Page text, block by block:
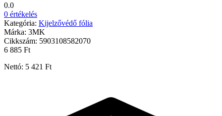
0.0
0 értékelés
Kategória: Kijelzővédő fólia
Márka: 3MK
Cikkszám: 5903108582070
6 885 Ft
Nettó: 5 421 Ft